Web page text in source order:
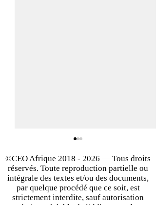
©CEO Afrique 2018 - 2026 — Tous droits
réservés. Toute reproduction partielle ou
intégrale des textes et/ou des documents,
par quelque procédé que ce soit, est
strictement interdite, sauf autorisation